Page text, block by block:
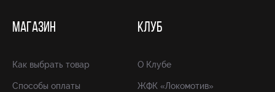
МАГАЗИН
Как выбрать товар
Способы оплаты
КЛУБ
О Клубе
ЖФК «Локомотив»